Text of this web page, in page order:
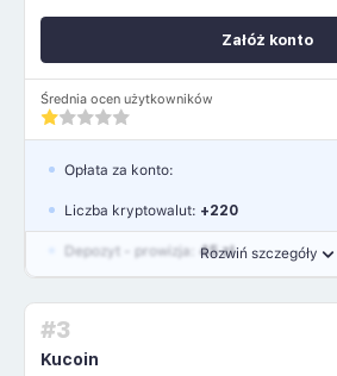
Średnia ocen użytkowników
Załóż konto
Rozwiń szczegóły
Opłata za konto:
Liczba kryptowalut: +220
Depozyt - prowizja: 45 zł
Język polski: NIE
#3
Kucoin